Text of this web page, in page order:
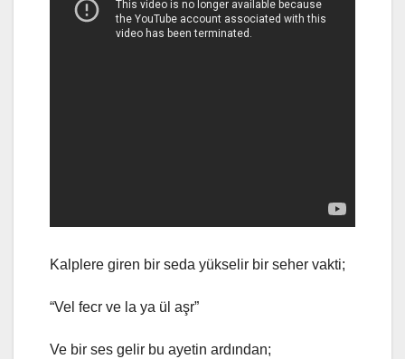
Kalplere giren bir seda yükselir bir seher vakti;
“Vel fecr ve la ya ül aşr”
Ve bir ses gelir bu ayetin ardından;